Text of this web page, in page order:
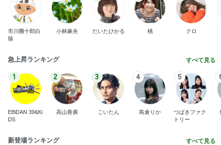
市川團十郎白
猿
小林麻央 だいたひかる 桃 クロ
急上昇ランキング すべて見る
1
EBiDAN 39&Ki
DS
2
高山善廣
3
こいたん
4
島倉りか
5
つばきファク
トリー
新登場ランキング すべて見る